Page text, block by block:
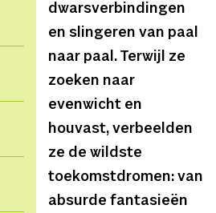
dwarsverbindingen
en slingeren van paal
naar paal. Terwijl ze
zoeken naar
evenwicht en
houvast, verbeelden
ze de wildste
toekomstdromen: van
absurde fantasieën